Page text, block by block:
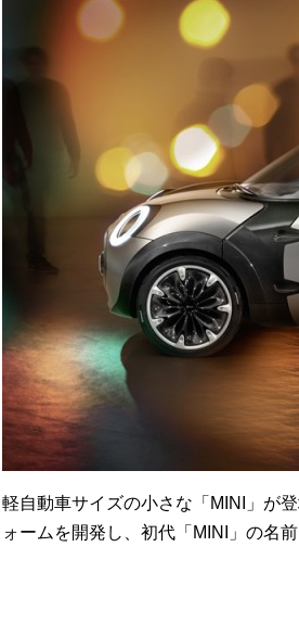
軽自動車サイズの小さな「MINI」が
ォームを開発し、初代「MINI」の名